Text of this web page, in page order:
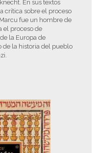
En sus textos
crítica sobre el proceso
fue un hombre de
el proceso de
la Europa de
de la historia del pueblo